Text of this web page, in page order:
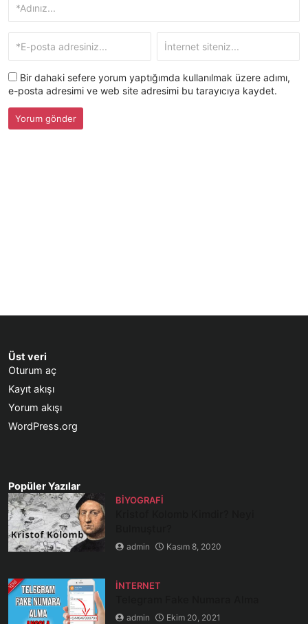
Bir dahaki sefere yorum yaptığımda kullanılmak üzere adımı,
e-posta adresimi ve web site adresimi bu tarayıcıya kaydet.
Üst veri
Oturum aç
Kayıt akışı
Yorum akışı
WordPress.org
Popüler Yazılar
BIYOGRAFI
admin Kasım 8, 2020
İNTERNET
admin Ekim 20, 2021